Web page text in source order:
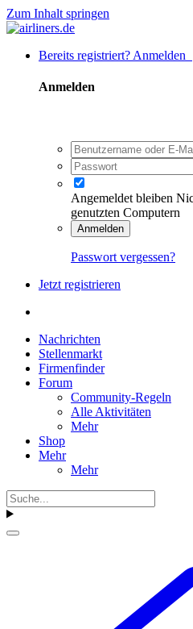
Zum Inhalt springen
Bereits registriert? Anmelden
Anmelden
Angemeldet bleiben
genutzten Computern
Anmelden
Passwort vergessen?
Jetzt registrieren
Nachrichten
Stellenmarkt
Firmenfinder
Forum
Community-Regeln
Alle Aktivitäten
Mehr
Shop
Mehr
Mehr